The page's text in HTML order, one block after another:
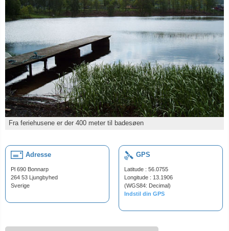
Fra feriehusene er der 400 meter til badesøen
Adresse
Pl 690 Bonnarp
264 53 Ljungbyhed
Sverige
GPS
Latitude : 56.0755
Longitude : 13.1906
(WGS84: Decimal)
Indstil din GPS